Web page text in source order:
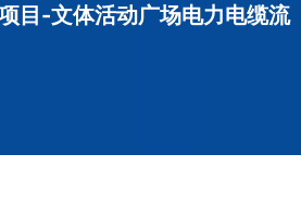
目-文体活动广场电力电缆流